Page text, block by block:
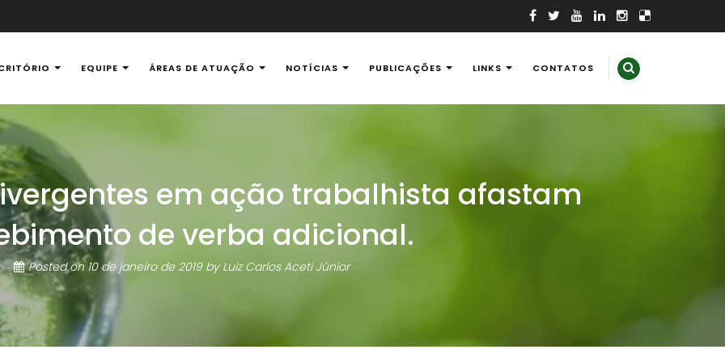
Ambiental
EQUIPE ÁREAS DE ATUAÇÃO NOTÍCIAS PUBLICAÇÕES LINKS CONTATOS
em ação trabalhista afastam
de verba adicional.
Posted on10 de janeiro de 2019by Luiz Carlos Aceti Júnior